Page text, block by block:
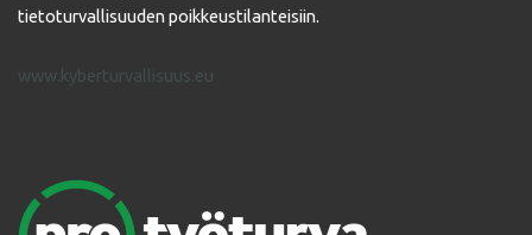
tietoturvallisuuden poikkeustilanteisiin.
www.kyberturvallisuus.eu